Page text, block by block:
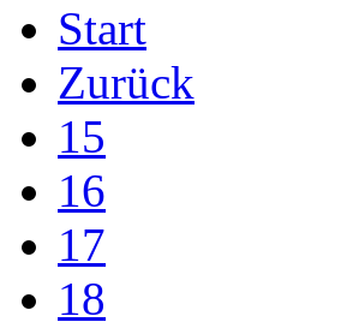
Start
Zurück
15
16
17
18